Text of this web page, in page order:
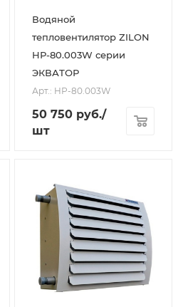
Водяной
тепловентилятор ZILON
HР-80.003W серии
ЭКВАТОР
Арт.: HР-80.003W
50 750 руб./
шт